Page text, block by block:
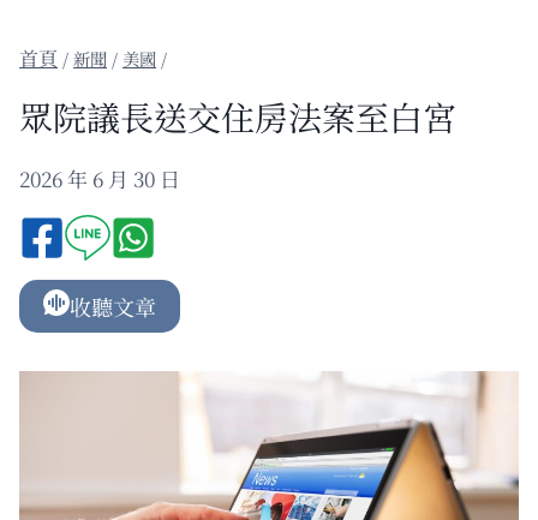
/新聞 / 美國 /
眾院議長送交住房法案至白宮
2026 年 6 月 30 日
收聽文章